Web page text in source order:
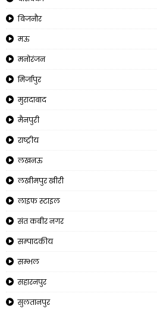
बिजनौर
मऊ
मनोरंजन
मिर्जापुर
मुरादाबाद
मैनपुरी
राष्ट्रीय
लखनऊ
लखीमपुर खीरी
लाइफ स्टाइल
संत कबीर नगर
सम्पादकीय
सम्भल
सहारनपुर
सुलतानपुर